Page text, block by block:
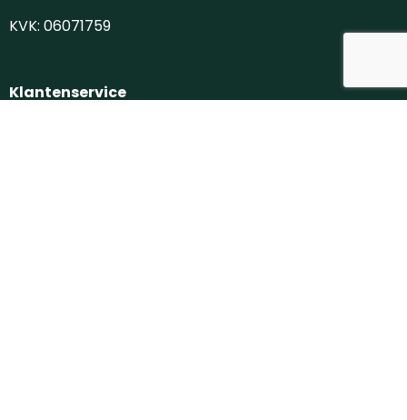
KVK: 06071759
Klantenservice